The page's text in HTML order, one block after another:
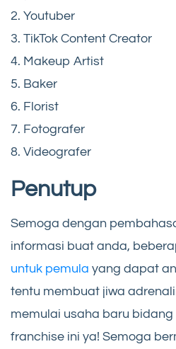
2. Youtuber
3. TikTok Content Creator
4. Makeup Artist
5. Baker
6. Florist
7. Fotografer
8. Videografer
Penutup
Semoga dengan
informasi buat anda,
untuk pemula yang dapat
tentu membuat jiwa
memulai usaha baru bidang
franchise ini ya! Semoga